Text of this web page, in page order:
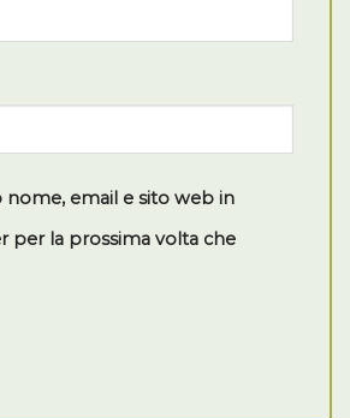
nome, email e sito web in
per la prossima volta che